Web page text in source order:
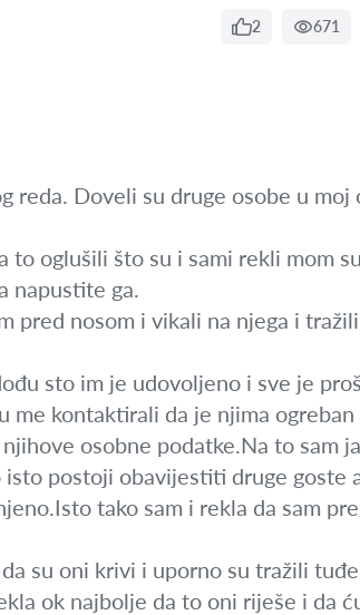
2 671
reda. Doveli su druge osobe u moj
to oglušili što su i sami rekli mom
napustite ga.
pred nosom i vikali na njega i
sto im je udovoljeno i sve je
kontaktirali da je njima
osobne podatke.Na to sam
postoji obavijestiti druge goste
tako sam i rekla da sam
su oni krivi i uporno su tražili
ok najbolje da to oni riješe i da